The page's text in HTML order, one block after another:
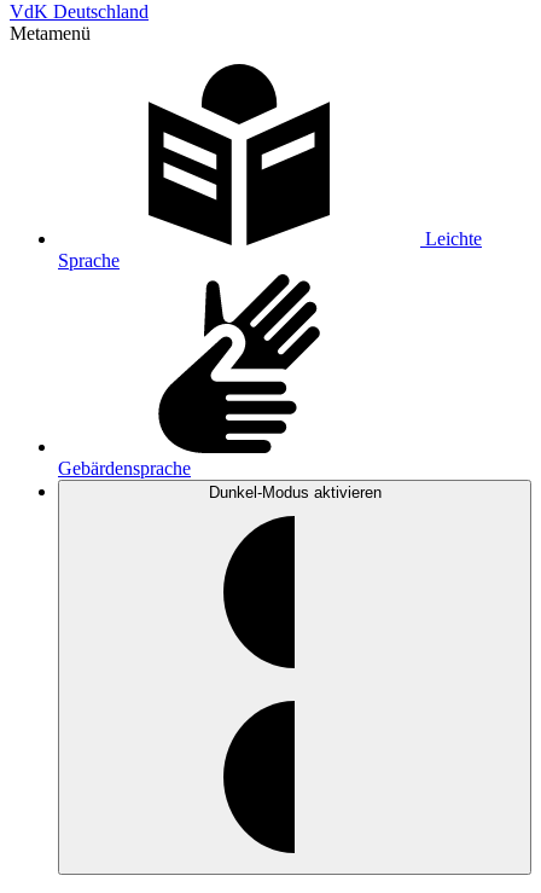
VdK Deutschland
Metamenü
Leichte
Sprache
Gebärdensprache
Dunkel-Modus aktivieren